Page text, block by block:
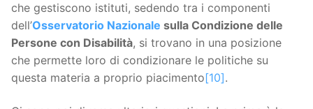
che gestiscono istituti, sedendo tra i componenti
dell’Osservatorio Nazionale sulla Condizione delle
Persone con Disabilità, si trovano in una posizione
che permette loro di condizionare le politiche su
questa materia a proprio piacimento[10].